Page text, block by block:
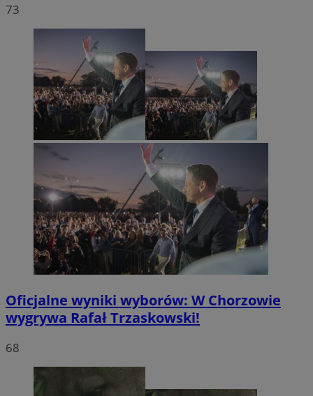
73
Oficjalne wyniki wyborów: W Chorzowie
wygrywa Rafał Trzaskowski!
68